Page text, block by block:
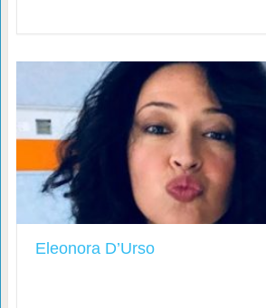
Eleonora D’Urso